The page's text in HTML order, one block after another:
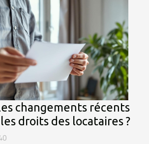
changements récents
droits des locataires ?